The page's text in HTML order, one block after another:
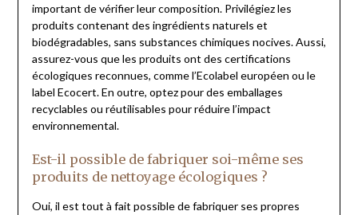
important de vérifier leur composition. Privilégiez les
produits contenant des ingrédients naturels et
biodégradables, sans substances chimiques nocives. Aussi,
assurez-vous que les produits ont des certifications
écologiques reconnues, comme l’Ecolabel européen ou le
label Ecocert. En outre, optez pour des emballages
recyclables ou réutilisables pour réduire l’impact
environnemental.
Est-il possible de fabriquer soi-même ses
produits de nettoyage écologiques ?
Oui, il est tout à fait possible de fabriquer ses propres